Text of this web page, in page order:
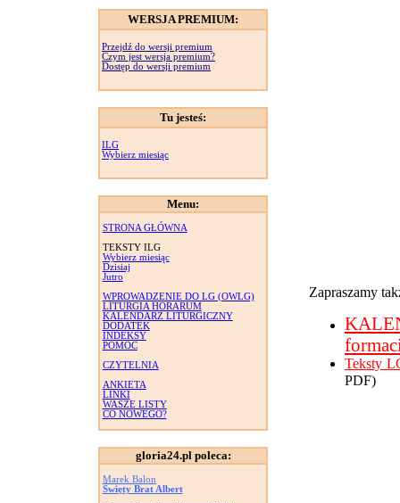
WERSJA PREMIUM:
Przejdź do wersji premium
Czym jest wersja premium?
Dostęp do wersji premium
Tu jesteś:
ILG
Wybierz miesiąc
Menu:
STRONA GŁÓWNA
TEKSTY ILG
Wybierz miesiąc
Dzisiaj
Jutro
WPROWADZENIE DO LG (OWLG)
LITURGIA HORARUM
KALENDARZ LITURGICZNY
DODATEK
INDEKSY
POMOC
CZYTELNIA
ANKIETA
LINKI
WASZE LISTY
CO NOWEGO?
gloria24.pl poleca:
Marek Balon
Święty Brat Albert
Zapraszamy
Teksty
PDF)